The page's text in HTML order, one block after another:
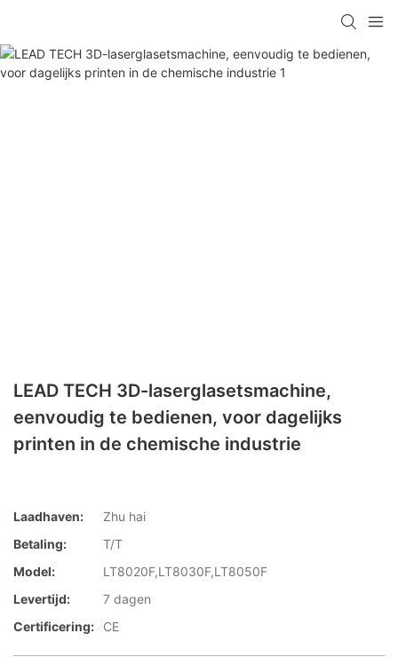
LEAD TECH 3D-laserglasetsmachine,
eenvoudig te bedienen, voor dagelijks
printen in de chemische industrie
Laadhaven:
Zhu hai
Betaling:
T/T
Model:
LT8020F,LT8030F,LT8050F
Levertijd:
7 dagen
Certificering:
CE